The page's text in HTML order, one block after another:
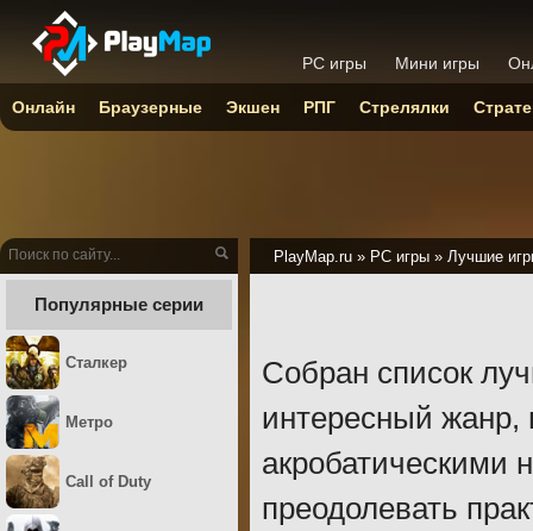
PlayMap.ru » PC игры » Лучшие
Собран список
интересный жанр,
акробатическими
преодолевать
Популярные серии
Сталкер
Метро
Call of Duty
PC игры Мини игры
Онлайн Браузерные Экшен РПГ Стрелялки